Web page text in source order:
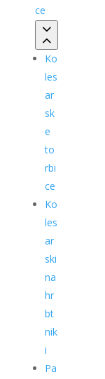
ce
Ko
les
ar
sk
e
to
rbi
ce
Ko
les
ar
ski
na
hr
bt
nik
i
Pa